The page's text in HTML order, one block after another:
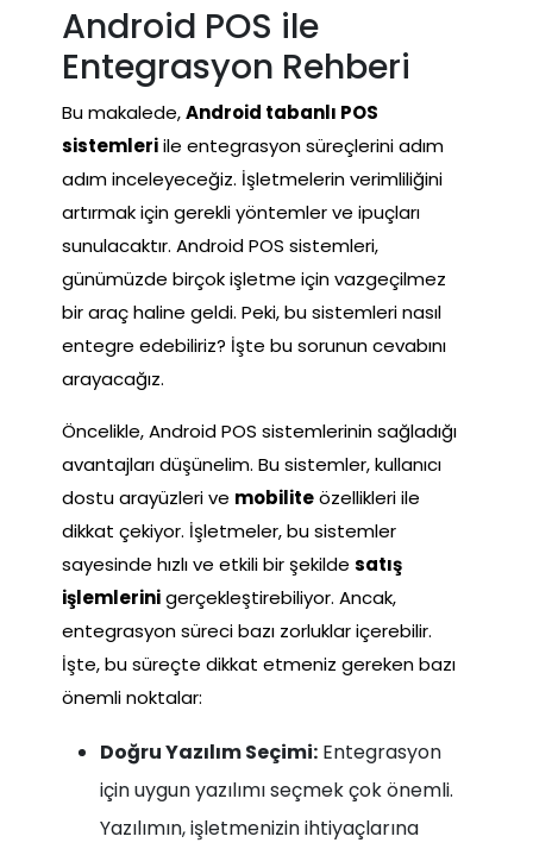
Android POS ile
Entegrasyon Rehberi
Bu makalede,Android tabanlı POS
sistemleriile entegrasyon süreçlerini adım
adım inceleyeceğiz. İşletmelerin verimliliğini
artırmak için gerekli yöntemler ve ipuçları
sunulacaktır. Android POS sistemleri,
günümüzde birçok işletme için vazgeçilmez
bir araç haline geldi. Peki, bu sistemleri nasıl
entegre edebiliriz? İşte bu sorunun cevabını
arayacağız.
Öncelikle, Android POS sistemlerinin sağladığı
avantajları düşünelim. Bu sistemler, kullanıcı
dostu arayüzleri ve mobiliteözellikleri ile
dikkat çekiyor. İşletmeler, bu sistemler
sayesinde hızlı ve etkili bir şekilde satış
işlemlerinigerçekleştirebiliyor. Ancak,
entegrasyon süreci bazı zorluklar içerebilir.
İşte, bu süreçte dikkat etmeniz gereken bazı
önemli noktalar:
Doğru Yazılım Seçimi: Entegrasyon
için uygun yazılımı seçmek çok önemli.
Yazılımın, işletmenizin ihtiyaçlarına